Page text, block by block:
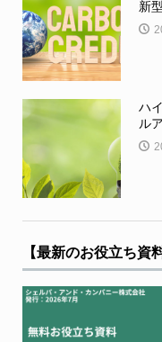
新
ハ
ル
【最新のお役立ち資